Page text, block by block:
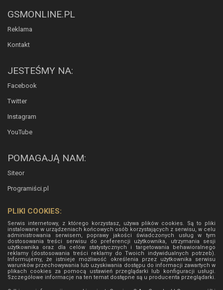
GSMONLINE.PL
Reklama
Kontakt
JESTEŚMY NA:
Facebook
Twitter
Instagram
YouTube
POMAGAJĄ NAM:
Siteor
Programiści.pl
PLIKI COOKIES:
Serwis internetowy, z którego korzystasz, używa plików cookies. Są to pliki
instalowane w urządzeniach końcowych osób korzystających z serwisu, w celu
administrowania serwisem, poprawy jakości świadczonych usług w tym
dostosowania treści serwisu do preferencji użytkownika, utrzymania sesji
użytkownika oraz dla celów statystycznych i targetowania behawioralnego
reklamy (dostosowania treści reklamy do Twoich indywidualnych potrzeb).
Informujemy, że istnieje możliwość określenia przez użytkownika serwisu
warunków przechowywania lub uzyskiwania dostępu do informacji zawartych w
plikach cookies za pomocą ustawień przeglądarki lub konfiguracji usługi.
Szczegółowe informacje na ten temat dostępne są u producenta przeglądarki.